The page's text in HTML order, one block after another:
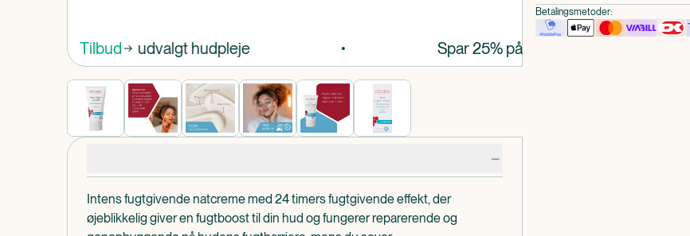
Tilbud
Spar 25% på udvalgt hudpleje Spar 25% på udvalgt hudpleje
Intens fugtgivende natcreme med 24 timers fugtgivende effekt, der
øjeblikkelig giver en fugtboost til din hud og fungerer reparerende og
Betalingsmetoder: